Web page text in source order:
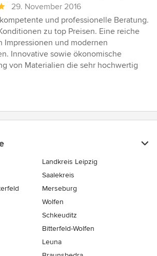
29. November 2016
und professionelle Beratung.
zu top Preisen. Eine reiche
Impressionen und modernen
Innovative sowie ökonomische
von Materialien die sehr hochwertig
Landkreis Leipzig
Saalekreis
Merseburg
Wolfen
Schkeuditz
Bitterfeld-Wolfen
Leuna